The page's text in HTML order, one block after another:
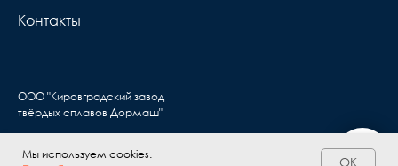
Контакты
ООО "Кировградский завод
твёрдых сплавов Дормаш"
Мы используем cookies.
OK